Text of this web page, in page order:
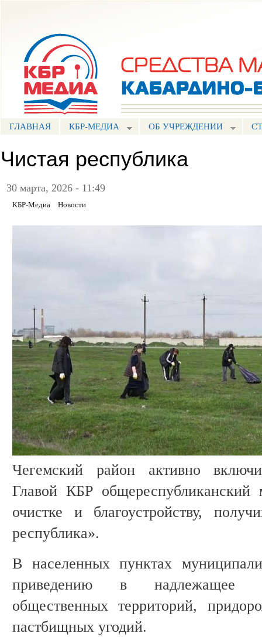
ГЛАВНАЯ КБР-МЕДИА ОБ УЧРЕЖДЕНИИ
Чистая республика
30 марта, 2026 - 11:49
КБР-Медиа Новости
Чегемский район активно
Главой КБР общереспубликанский
очистке и благоустройству,
республика».
В населенных пунктах
приведению в надлежащее
общественных территорий,
пастбищных угодий.